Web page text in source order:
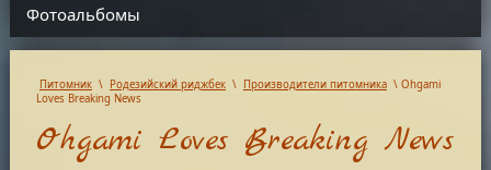
Фотоальбомы
Питомник \ Родезийский риджбек \ Производители питомника \ Ohgami
Loves Breaking News
Ohgami Loves Breaking News